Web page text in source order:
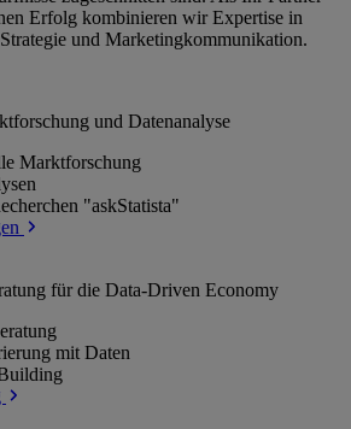
Erfolg kombinieren wir Expertise in
und Marketingkommunikation.
und Datenanalyse
Marktforschung
"askStatista"
für die Data-Driven Economy
mit Daten